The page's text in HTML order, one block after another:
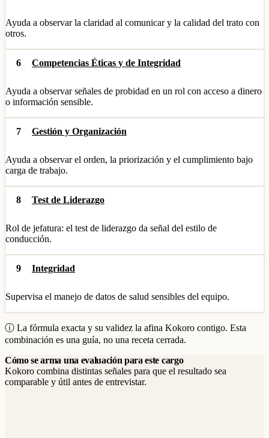
Ayuda a observar la claridad al comunicar y la calidad del trato con
otros.
6 Competencias Éticas y de Integridad
Ayuda a observar señales de probidad en un rol con acceso a dinero
o información sensible.
7 Gestión y Organización
Ayuda a observar el orden, la priorización y el cumplimiento bajo
carga de trabajo.
8 Test de Liderazgo
Rol de jefatura: el test de liderazgo da señal del estilo de
conducción.
9 Integridad
Supervisa el manejo de datos de salud sensibles del equipo.
ⓘ La fórmula exacta y su validez la afina Kokoro contigo. Esta
combinación es una guía, no una receta cerrada.
Cómo se arma una evaluación para este cargo
Kokoro combina distintas señales para que el resultado sea
comparable y útil antes de entrevistar.